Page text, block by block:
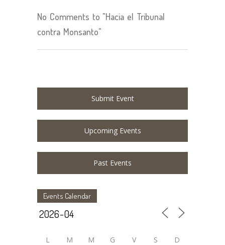
No Comments to "Hacia el Tribunal
contra Monsanto"
Submit Event
Upcoming Events
Past Events
Events Calendar
L M M G V S D